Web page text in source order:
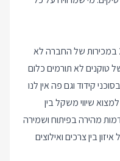
אם 100$ של טוקנים מתורגמים ל 200$ במכירות של החברה לא
לכם לעולם הטוקנים. ואם 100$ של טוקנים לא תורמים כלום
קידוד וגם פה אין לנו
שיווי משקל בין
מהירה בפיתוח ושמירה
בין צרכים ואילוצים